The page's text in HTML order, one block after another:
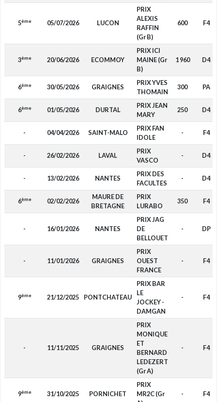
5ème 05/07/2026 LUCON
PRIX
ALEXIS
RAFFIN
(Gr B)
600 F4
3ème 20/06/2026 ECOMMOY
PRIX ICI
MAINE (Gr
B)
1 960 D4
6ème 30/05/2026 GRAIGNES
PRIX YVES
THOMAIN
300 PA
6ème 01/05/2026 DURTAL
PRIX JEAN
MARY
250 D4
- 04/04/2026 SAINT-MALO
PRIX FAN
IDOLE
- F4
- 26/02/2026 LAVAL
PRIX
VASCO
- D4
- 13/02/2026 NANTES
PRIX DES
FACULTES
- D4
6ème 02/02/2026
MAURE DE
BRETAGNE
PRIX
LURABO
350 F4
- 16/01/2026 NANTES
PRIX JAG
DE
BELLOUET
- DP
- 11/01/2026 GRAIGNES
PRIX
OUEST
FRANCE
- F4
9ème 21/12/2025 PONTCHATEAU
PRIX BAR
LE
JOCKEY -
DAMGAN
- F4
- 11/11/2025 GRAIGNES
PRIX
MONIQUE
ET
BERNARD
LEDEZERT
(Gr A)
- F4
9ème 31/10/2025 PORNICHET
PRIX
MR2C (Gr
- F4